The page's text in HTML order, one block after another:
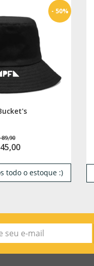
89,90
- 50%
todo o estoque :)